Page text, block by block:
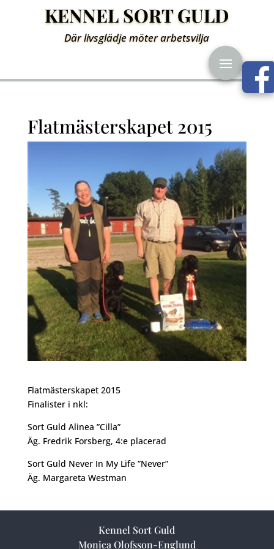
KENNEL SORT GULD
Där livsglädje möter arbetsvilja
Flatmästerskapet 2015
Flatmästerskapet 2015
Finalister i nkl:
Sort Guld Alinea ”Cilla”
Äg. Fredrik Forsberg, 4:e placerad
Sort Guld Never In My Life ”Never”
Äg. Margareta Westman
Kennel Sort Guld
Monica Olofsson-Englund